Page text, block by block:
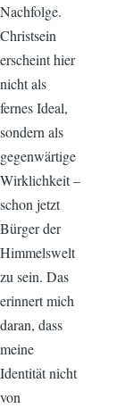
Nachfolge.
Christsein
erscheint hier
nicht als
fernes Ideal,
sondern als
gegenwärtige
Wirklichkeit –
schon jetzt
Bürger der
Himmelswelt
zu sein. Das
erinnert mich
daran, dass
meine
Identität nicht
von